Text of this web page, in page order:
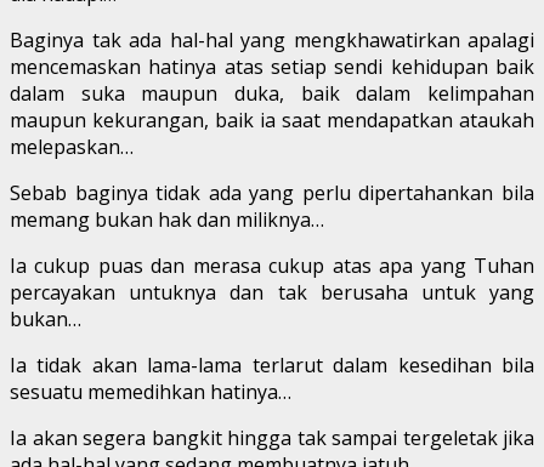
Baginya tak ada hal-hal yang mengkhawatirkan apalagi
mencemaskan hatinya atas setiap sendi kehidupan baik
dalam suka maupun duka, baik dalam kelimpahan
maupun kekurangan, baik ia saat mendapatkan ataukah
melepaskan…
Sebab baginya tidak ada yang perlu dipertahankan bila
memang bukan hak dan miliknya…
Ia cukup puas dan merasa cukup atas apa yang Tuhan
percayakan untuknya dan tak berusaha untuk yang
bukan…
Ia tidak akan lama-lama terlarut dalam kesedihan bila
sesuatu memedihkan hatinya…
Ia akan segera bangkit hingga tak sampai tergeletak jika